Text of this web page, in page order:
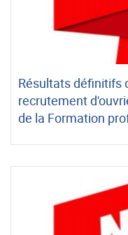
Résultats définitifs
recrutement
de la Formation